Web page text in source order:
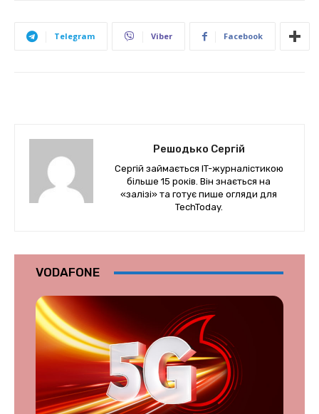
Telegram Viber Facebook
Решодько Сергій
Сергій займається IT-журналістикою
більше 15 років. Він знається на
«залізі» та готує пише огляди для
TechToday.
VODAFONE